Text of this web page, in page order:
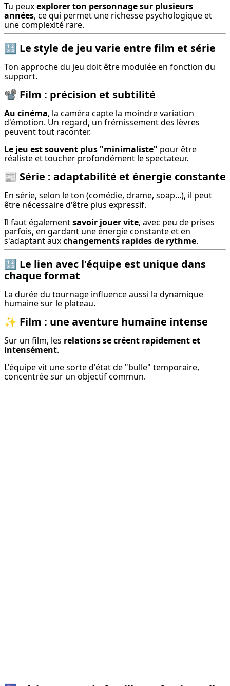
Tu peux explorer ton personnage sur plusieurs
années, ce qui permet une richesse psychologique et
une complexité rare.
🔢 Le style de jeu varie entre film et série
Ton approche du jeu doit être modulée en fonction du
support.
📽️ Film : précision et subtilité
Au cinéma, la caméra capte la moindre variation
d'émotion. Un regard, un frémissement des lèvres
peuvent tout raconter.
Le jeu est souvent plus "minimaliste" pour être
réaliste et toucher profondément le spectateur.
📰 Série : adaptabilité et énergie constante
En série, selon le ton (comédie, drame, soap...), il peut
être nécessaire d'être plus expressif.
Il faut également savoir jouer vite, avec peu de prises
parfois, en gardant une énergie constante et en
s'adaptant aux changements rapides de rythme.
🔢 Le lien avec l'équipe est unique dans
chaque format
La durée du tournage influence aussi la dynamique
humaine sur le plateau.
✨ Film : une aventure humaine intense
Sur un film, les relations se créent rapidement et
intensément.
L'équipe vit une sorte d'état de "bulle" temporaire,
concentrée sur un objectif commun.